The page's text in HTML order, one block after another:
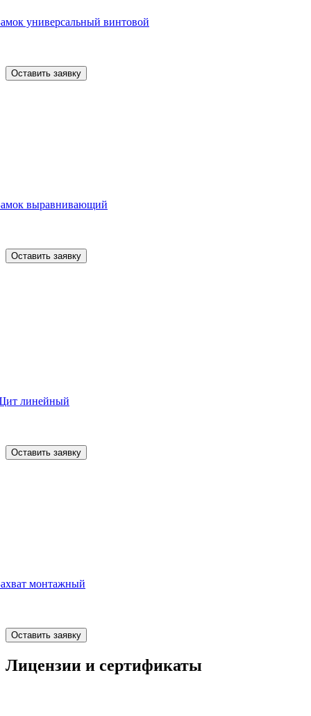
универсальный винтовой
Оставить заявку
выравнивающий
Оставить заявку
линейный
Оставить заявку
монтажный
Оставить заявку
Лицензии и сертификаты